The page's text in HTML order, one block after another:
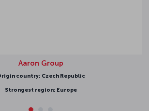
Aaron Group
country: Czech Republic
Strongest region: Europe